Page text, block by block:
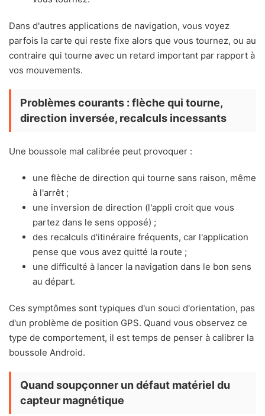
Dans d'autres applications de navigation, vous voyez
parfois la carte qui reste fixe alors que vous tournez, ou au
contraire qui tourne avec un retard important par rapport à
vos mouvements.
Problèmes courants : flèche qui tourne,
direction inversée, recalculs incessants
Une boussole mal calibrée peut provoquer :
une flèche de direction qui tourne sans raison, même
à l'arrêt ;
une inversion de direction (l'appli croit que vous
partez dans le sens opposé) ;
des recalculs d'itinéraire fréquents, car l'application
pense que vous avez quitté la route ;
une difficulté à lancer la navigation dans le bon sens
au départ.
Ces symptômes sont typiques d'un souci d'orientation, pas
d'un problème de position GPS. Quand vous observez ce
type de comportement, il est temps de penser à calibrer la
boussole Android.
Quand soupçonner un défaut matériel du
capteur magnétique